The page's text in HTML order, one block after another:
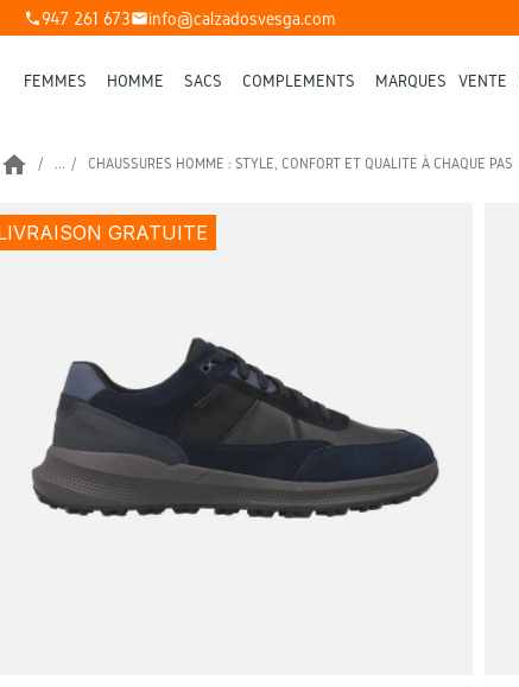
phone947 261 673mailinfo@calzadosvesga.com
FEMMES HOMME SACS COMPLÉMENTS MARQUES VENTE
home ... CHAUSSURES HOMME : STYLE, CONFORT ET QUALITÉ À CHAQUE PAS
GRATUITE